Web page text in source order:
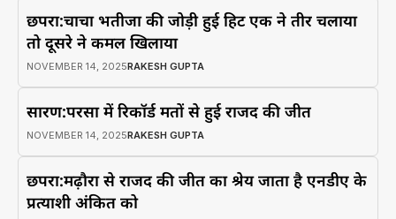
छपरा:चाचा भतीजा की जोड़ी हुई हिट एक ने तीर चलाया
तो दूसरे ने कमल खिलाया
NOVEMBER 14, 2025RAKESH GUPTA
सारण:परसा में रिकॉर्ड मतों से हुई राजद की जीत
NOVEMBER 14, 2025RAKESH GUPTA
छपरा:मढ़ौरा से राजद की जीत का श्रेय जाता है एनडीए के
प्रत्याशी अंकित को